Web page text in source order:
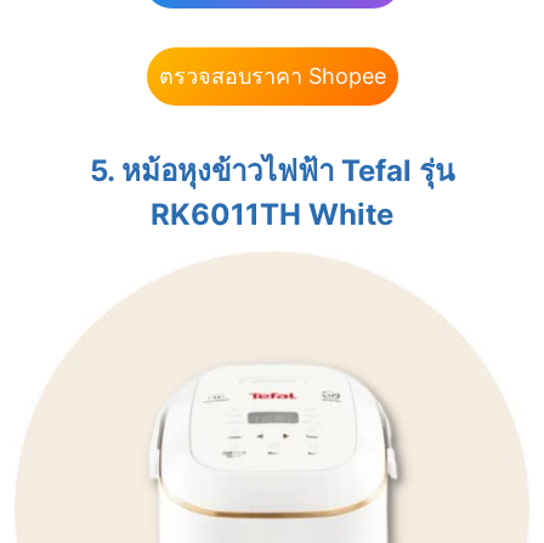
ตรวจสอบราคา Shopee
5. หม้อหุงข้าวไฟฟ้า Tefal รุ่น
RK6011TH White